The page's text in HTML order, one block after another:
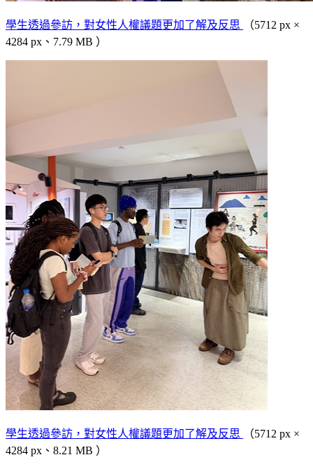
學生透過參訪，對女性人權議題更加了解及反思
（5712 px ×
4284 px、7.79 MB ）
學生透過參訪，對女性人權議題更加了解及反思
（5712 px ×
4284 px、8.21 MB ）